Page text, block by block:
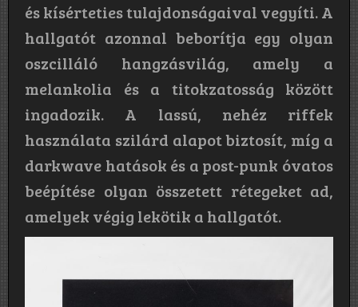
és kísérteties tulajdonságaival vegyíti. A
hallgatót azonnal beborítja egy olyan
oszcilláló hangzásvilág, amely a
melankolia és a titokzatosság között
ingadozik. A lassú, nehéz riffek
használata szilárd alapot biztosít, míg a
darkwave hatások és a post-punk óvatos
beépítése olyan összetett rétegeket ad,
amelyek végig lekötik a hallgatót.